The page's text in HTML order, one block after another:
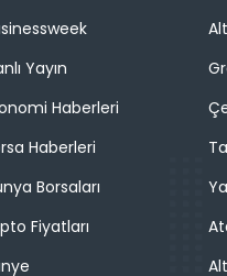
Yayın
Haberleri
Haberleri
Borsaları
Fiyatları